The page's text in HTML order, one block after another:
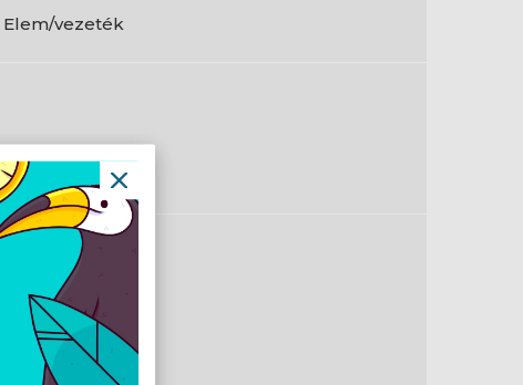
Elem/vezeték
5.1
Optikai
42 000 DPI